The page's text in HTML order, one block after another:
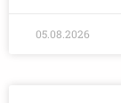
05.08.2026